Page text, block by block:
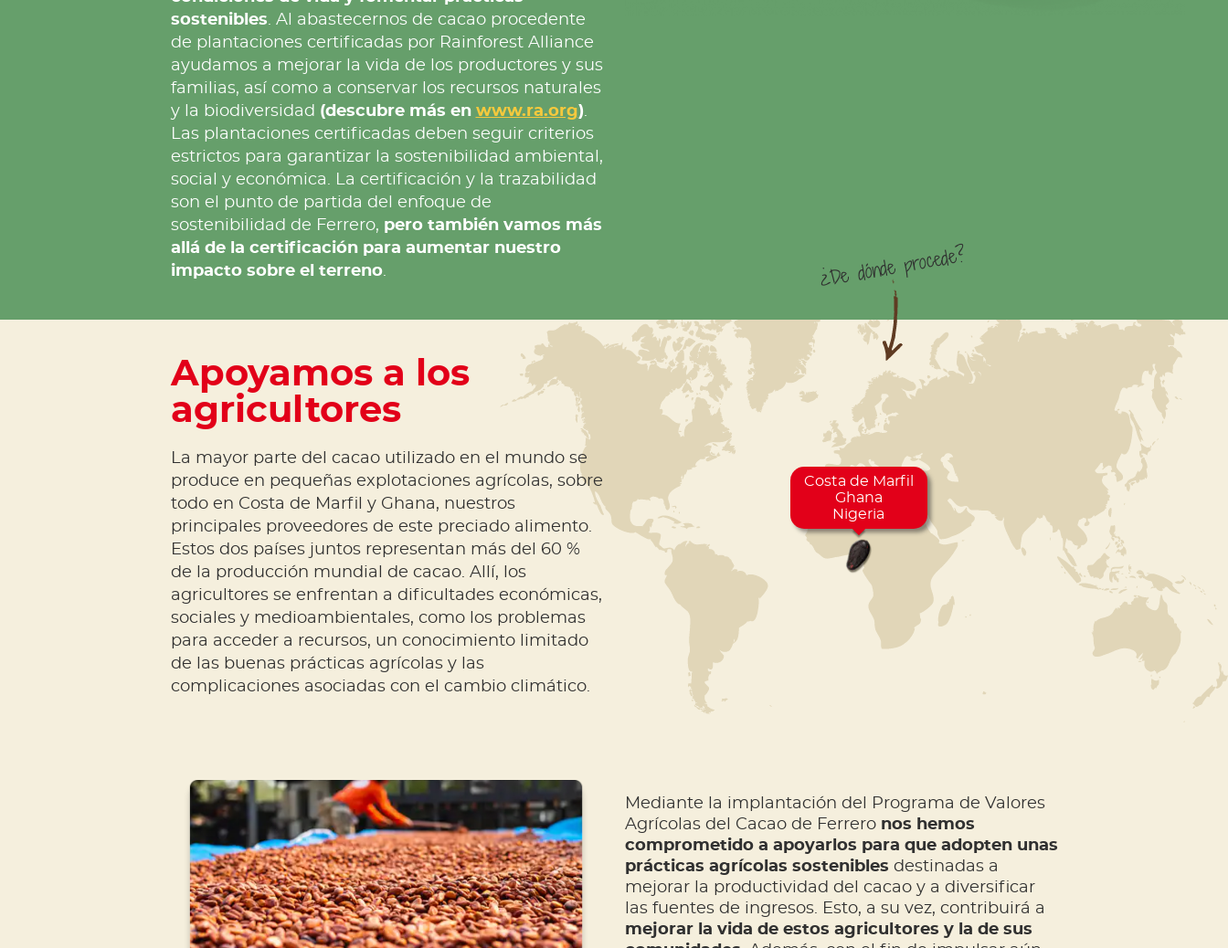
sostenibles. Al abastecernos de cacao procedente
de plantaciones certificadas por Rainforest Alliance
ayudamos a mejorar la vida de los productores y sus
familias, así como a conservar los recursos naturales
y la biodiversidad (descubre más en www.ra.org).
Las plantaciones certificadas deben seguir criterios
estrictos para garantizar la sostenibilidad ambiental,
social y económica. La certificación y la trazabilidad
son el punto de partida del enfoque de
sostenibilidad de Ferrero, pero también vamos más
allá de la certificación para aumentar nuestro
impacto sobre el terreno. ¿De dónde procede?
Apoyamos a los
agricultores
La mayor parte del cacao utilizado en el mundo se
produce en pequeñas explotaciones agrícolas, sobre
todo en Costa de Marfil y Ghana, nuestros
principales proveedores de este preciado alimento.
Estos dos países juntos representan más del 60 %
de la producción mundial de cacao. Allí, los
agricultores se enfrentan a dificultades económicas,
sociales y medioambientales, como los problemas
para acceder a recursos, un conocimiento limitado
de las buenas prácticas agrícolas y las
complicaciones asociadas con el cambio climático.
Costa de Marfil
Ghana
Nigeria
Mediante la implantación del Programa de Valores
Agrícolas del Cacao de Ferrero nos hemos
comprometido a apoyarlos para que adopten unas
prácticas agrícolas sostenibles destinadas a
mejorar la productividad del cacao y a diversificar
las fuentes de ingresos. Esto, a su vez, contribuirá a
mejorar la vida de estos agricultores y la de sus